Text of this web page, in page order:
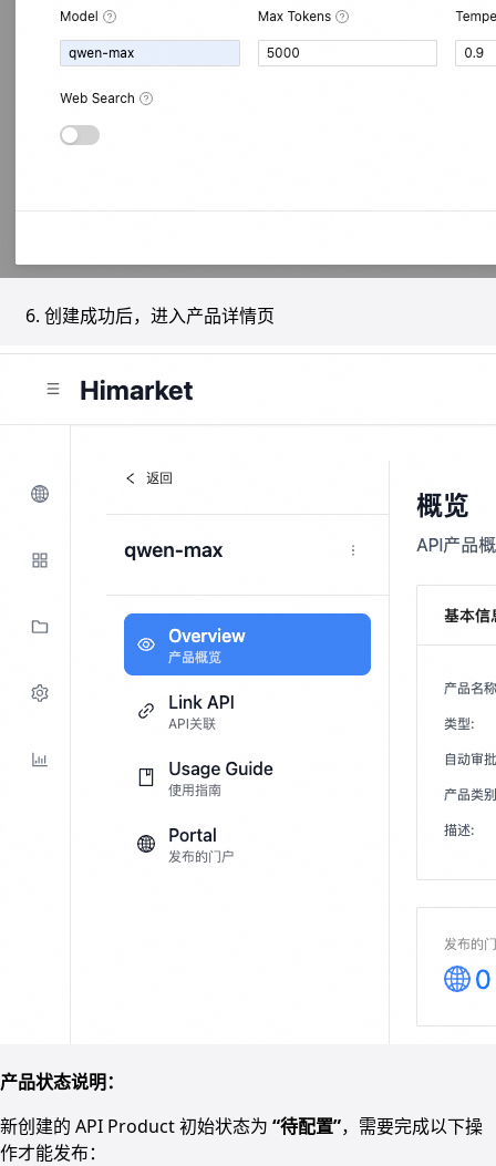
创建成功后，进入产品详情页
产品状态说明：
新创建的 API Product 初始状态为 “待配置”，需要完成以下操
作才能发布：